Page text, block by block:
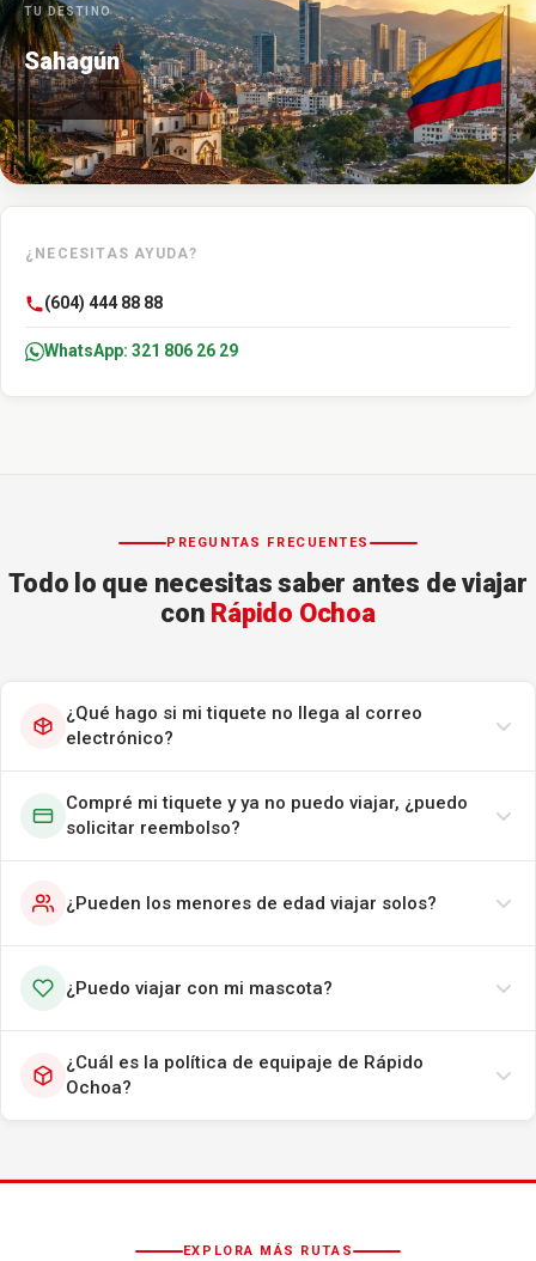
TU DESTINO
Sahagún
¿NECESITAS AYUDA?
(604) 444 88 88
WhatsApp: 321 806 26 29
PREGUNTAS FRECUENTES
Todo lo que necesitas saber antes de viajar
con Rápido Ochoa
¿Qué hago si mi tiquete no llega al correo
electrónico?
Compré mi tiquete y ya no puedo viajar, ¿puedo
solicitar reembolso?
¿Pueden los menores de edad viajar solos?
¿Puedo viajar con mi mascota?
¿Cuál es la política de equipaje de Rápido
Ochoa?
EXPLORA MÁS RUTAS